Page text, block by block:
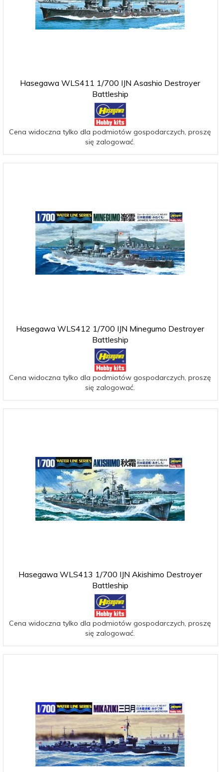
Hasegawa WLS411 1/700 IJN Asashio Destroyer
Battleship
Cena widoczna tylko dla podmiotów gospodarczych, proszę
się zalogować.
Hasegawa WLS412 1/700 IJN Minegumo Destroyer
Battleship
Cena widoczna tylko dla podmiotów gospodarczych, proszę
się zalogować.
Hasegawa WLS413 1/700 IJN Akishimo Destroyer
Battleship
Cena widoczna tylko dla podmiotów gospodarczych, proszę
się zalogować.